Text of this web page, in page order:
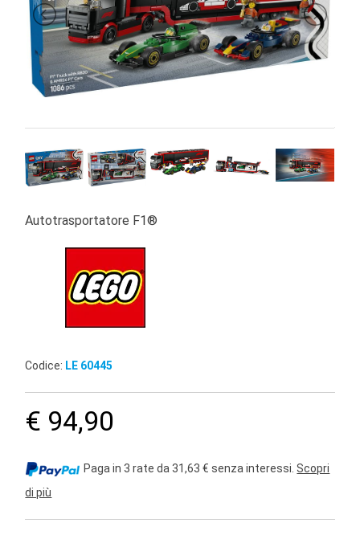
INFANZIA
PUZZLE
SYLVANIAN
BORSETTE
Autotrasportatore F1®
Codice: LE 60445
€ 94,90
Paga in 3 rate da 31,63 € senza interessi.Scopri
di più